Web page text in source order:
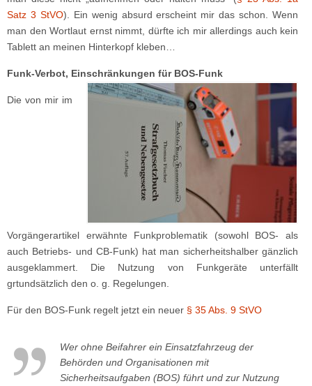
Satz 3 StVO). Ein wenig absurd erscheint mir das schon. Wenn
man den Wortlaut ernst nimmt, dürfte ich mir allerdings auch kein
Tablett an meinen Hinterkopf kleben…
Funk-Verbot, Einschränkungen für BOS-Funk
Die von mir im
Vorgängerartikel erwähnte Funkproblematik (sowohl BOS- als
auch Betriebs- und CB-Funk) hat man sicherheitshalber gänzlich
ausgeklammert. Die Nutzung von Funkgeräte unterfällt
grtundsätzlich den o. g. Regelungen.
Für den BOS-Funk regelt jetzt ein neuer § 35 Abs. 9 StVO
Wer ohne Beifahrer ein Einsatzfahrzeug der
Behörden und Organisationen mit
Sicherheitsaufgaben (BOS) führt und zur Nutzung